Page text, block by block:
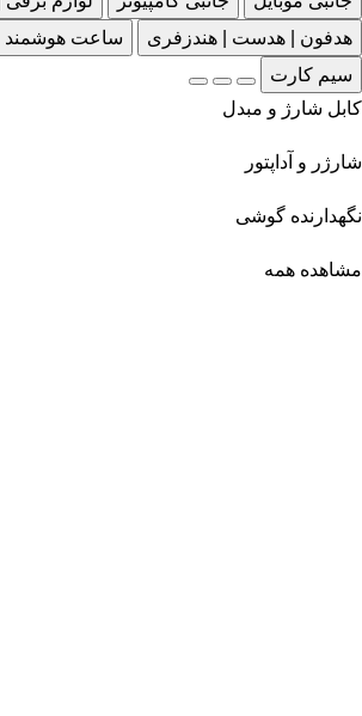
هدفون | هدست | هندزفری
ساعت هوشمند
سیم کارت
کابل شارژ و مبدل
شارژر و آداپتور
نگهدارنده گوشی
مشاهده همه